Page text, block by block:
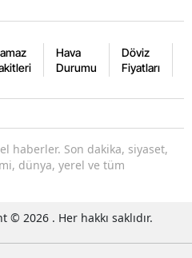
Hava
Durumu
Döviz
Fiyatları
haberler. Son dakika, siyaset,
dünya, yerel ve tüm
© 2026 . Her hakkı saklıdır.